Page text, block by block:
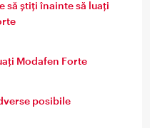
să știți înainte să luați
Modafen Forte
posibile